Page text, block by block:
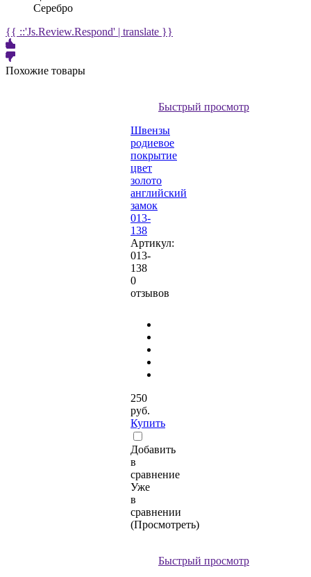
Серебро
{{ ::'Js.Review.Respond' | translate }}
Похожие товары
Быстрый просмотр
Швензы
родиевое
покрытие
цвет
золото
английский
замок
013-
138
Артикул:
013-
138
0
отзывов
250
руб.
Купить
Добавить
в
сравнение
Уже
в
сравнении
(Просмотреть)
Быстрый просмотр